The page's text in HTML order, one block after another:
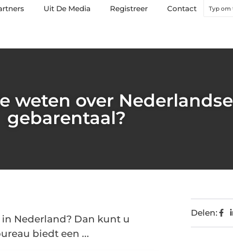
Uit De Media Registreer Contact
weten over Nederlandse
gebarentaal?
Nederland? Dan kunt u
biedt een ...
Delen: